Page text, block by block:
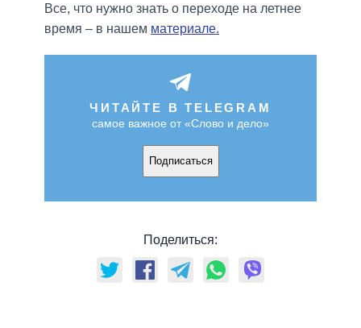
Все, что нужно знать о переходе на летнее
время – в нашем материале.
ЧИТАЙТЕ В TELEGRAM
самое важное от «Слово и дело»
Подписаться
Поделиться: